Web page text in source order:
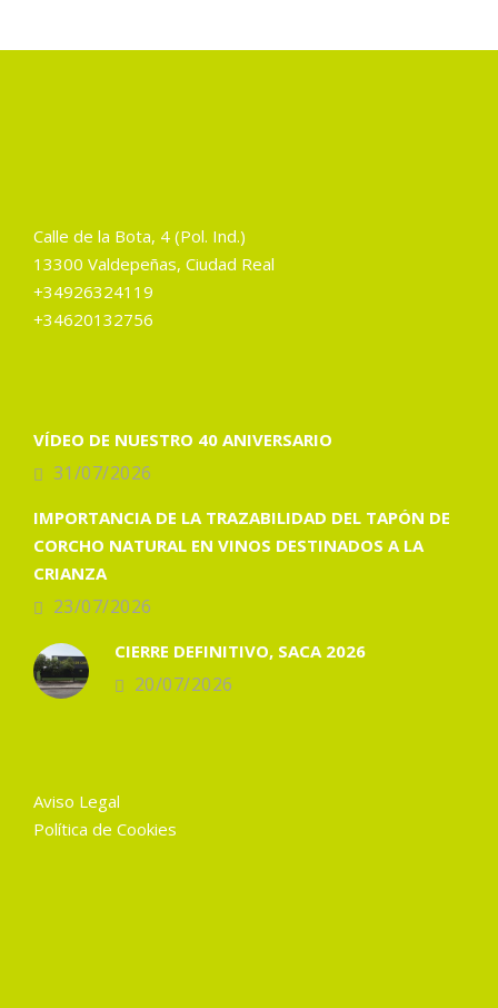
Calle de la Bota, 4 (Pol. Ind.)
13300 Valdepeñas, Ciudad Real
+34926324119
+34620132756
VÍDEO DE NUESTRO 40 ANIVERSARIO
31/07/2026
IMPORTANCIA DE LA TRAZABILIDAD DEL TAPÓN DE
CORCHO NATURAL EN VINOS DESTINADOS A LA
CRIANZA
23/07/2026
CIERRE DEFINITIVO, SACA 2026
20/07/2026
Aviso Legal
Política de Cookies